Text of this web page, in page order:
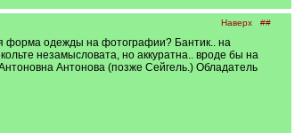
Наверх ##
форма одежды на фотографии? Бантик.. на
незамысловата, но аккуратна.. вроде бы на
Антонова (позже Сейгель.) Обладатель